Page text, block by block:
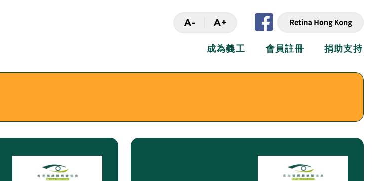
A- A+
成為義工 會員註冊 捐助支持